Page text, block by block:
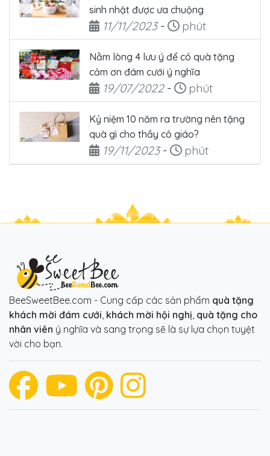
sinh nhật được ưa chuộng
Ngày đăng
11/11/2023- Thời gian đọc
phút
Nằm lòng 4 lưu ý để có quà tặng
cảm ơn đám cưới ý nghĩa
Ngày đăng
19/07/2022- Thời gian đọc
phút
Kỷ niệm 10 năm ra trường nên tặng
quà gì cho thầy cô giáo?
Ngày đăng
19/11/2023- Thời gian đọc
phút
BeeSweetBee.com - Cung cấp các sản phẩm quà tặng
khách mời đám cưới khách mời hội nghị quà tặng cho
nhân viên ý nghĩa và sang trọng sẽ là sự lựa chọn tuyệt
vời cho bạn.